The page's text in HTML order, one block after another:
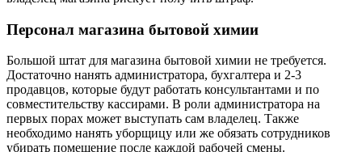
Персонал магазина бытовой химии
Большой штат для магазина бытовой химии не требуется.
Достаточно нанять администратора, бухгалтера и 2-3
продавцов, которые будут работать консультантами и по
совместительству кассирами. В роли администратора на
первых порах может выступать сам владелец. Также
необходимо нанять уборщицу или же обязать сотрудников
убирать помещение после каждой рабочей смены.